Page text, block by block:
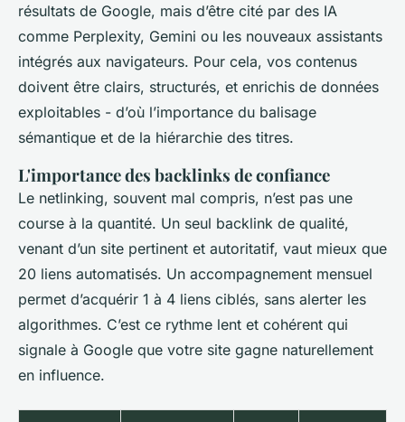
résultats de Google, mais d’être cité par des IA
comme Perplexity, Gemini ou les nouveaux assistants
intégrés aux navigateurs. Pour cela, vos contenus
doivent être clairs, structurés, et enrichis de données
exploitables - d’où l’importance du balisage
sémantique et de la hiérarchie des titres.
L'importance des backlinks de confiance
Le netlinking, souvent mal compris, n’est pas une
course à la quantité. Un seul backlink de qualité,
venant d’un site pertinent et autoritatif, vaut mieux que
20 liens automatisés. Un accompagnement mensuel
permet d’acquérir 1 à 4 liens ciblés, sans alerter les
algorithmes. C’est ce rythme lent et cohérent qui
signale à Google que votre site gagne naturellement
en influence.